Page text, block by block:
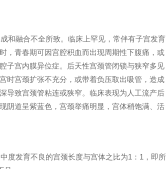
和融合不全所致。临床上罕见，常伴有子宫发育
，青春期可因宫腔积血而出现周期性下腹痛，或
子宫内膜异位症。后天性宫颈管闭锁与狭窄多见
时宫颈扩张不充分，或带着负压取出吸管，造成
导致宫颈管粘连或狭窄。临床表现为人工流产后
阴道呈紫蓝色，宫颈举痛明显，宫体稍饱满、活
度发育不良的宫颈长度与宫体之比为1：1，即所